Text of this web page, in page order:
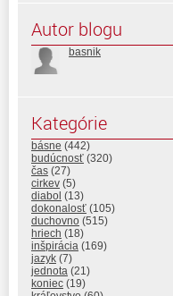
Autor blogu
basnik
Kategórie
básne (442)
budúcnosť (320)
čas (27)
cirkev (5)
diabol (13)
dokonalosť (105)
duchovno (515)
hriech (18)
inšpirácia (169)
jazyk (7)
jednota (21)
koniec (19)